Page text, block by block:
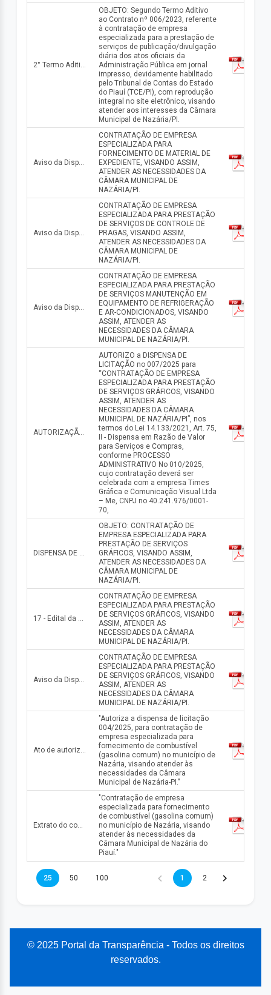
2° Termo Aditivo do Contrato n° 006/2023
OBJETO: Segundo Termo Aditivo
ao Contrato nº 006/2023, referente
à contratação de empresa
especializada para a prestação de
serviços de publicação/divulgação
diária dos atos oficiais da
Administração Pública em jornal
impresso, devidamente habilitado
pelo Tribunal de Contas do Estado
do Piauí (TCE/PI), com reprodução
integral no site eletrônico, visando
atender aos interesses da Câmara
Municipal de Nazária/PI.
Aviso da Dispensa n° 008/2025
CONTRATAÇÃO DE EMPRESA
ESPECIALIZADA PARA
FORNECIMENTO DE MATERIAL DE
EXPEDIENTE, VISANDO ASSIM,
ATENDER AS NECESSIDADES DA
CÂMARA MUNICIPAL DE
NAZÁRIA/PI.
Aviso da Dispensa n° 010/2025
CONTRATAÇÃO DE EMPRESA
ESPECIALIZADA PARA PRESTAÇÃO
DE SERVIÇOS DE CONTROLE DE
PRAGAS, VISANDO ASSIM,
ATENDER AS NECESSIDADES DA
CÂMARA MUNICIPAL DE
NAZÁRIA/PI.
Aviso da Dispensa n° 009/2025
CONTRATAÇÃO DE EMPRESA
ESPECIALIZADA PARA PRESTAÇÃO
DE SERVIÇOS MANUTENÇÃO EM
EQUIPAMENTO DE REFRIGERAÇÃO
E AR-CONDICIONADOS, VISANDO
ASSIM, ATENDER AS
NECESSIDADES DA CÂMARA
MUNICIPAL DE NAZÁRIA/PI.
AUTORIZAÇÃO PARA CONTRATAÇÃO DIRETA
AUTORIZO a DISPENSA DE
LICITAÇÃO no 007/2025 para
“CONTRATAÇÃO DE EMPRESA
ESPECIALIZADA PARA PRESTAÇÃO
DE SERVIÇOS GRÁFICOS, VISANDO
ASSIM, ATENDER AS
NECESSIDADES DA CÂMARA
MUNICIPAL DE NAZÁRIA/PI”, nos
termos do Lei 14.133/2021, Art. 75,
II - Dispensa em Razão de Valor
para Serviços e Compras,
conforme PROCESSO
ADMINISTRATIVO No 010/2025,
cujo contratação deverá ser
celebrada com a empresa Times
Gráfica e Comunicação Visual Ltda
– Me, CNPJ no 40.241.976/0001-
70,
DISPENSA DE LICITAÇÃO No 007/2025
OBJETO: CONTRATAÇÃO DE
EMPRESA ESPECIALIZADA PARA
PRESTAÇÃO DE SERVIÇOS
GRÁFICOS, VISANDO ASSIM,
ATENDER AS NECESSIDADES DA
CÂMARA MUNICIPAL DE
NAZÁRIA/PI.
17 - Edital da Dispensa n° 007.2025
CONTRATAÇÃO DE EMPRESA
ESPECIALIZADA PARA PRESTAÇÃO
DE SERVIÇOS GRÁFICOS, VISANDO
ASSIM, ATENDER AS
NECESSIDADES DA CÂMARA
MUNICIPAL DE NAZÁRIA/PI.
Aviso da Dispensa n° 007/2025
CONTRATAÇÃO DE EMPRESA
ESPECIALIZADA PARA PRESTAÇÃO
DE SERVIÇOS GRÁFICOS, VISANDO
ASSIM, ATENDER AS
NECESSIDADES DA CÂMARA
MUNICIPAL DE NAZÁRIA/PI.
Ato de autorização da dispensa n° 004/2025
"Autoriza a dispensa de licitação
004/2025, para contratação de
empresa especializada para
fornecimento de combustível
(gasolina comum) no município de
Nazária, visando atender às
necessidades da Câmara
Municipal de Nazária-PI."
Extrato do contrato n° 0325.01/2025
"Contratação de empresa
especializada para fornecimento
de combustível (gasolina comum)
no município de Nazária, visando
atender às necessidades da
Câmara Municipal de Nazária do
Piauí."
25 50 100 1 2
© 2025 Portal da Transparência - Todos os direitos
reservados.